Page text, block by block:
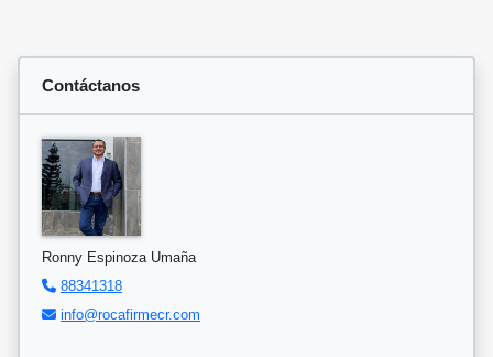
Contáctanos
Ronny Espinoza Umaña
88341318
info@rocafirmecr.com